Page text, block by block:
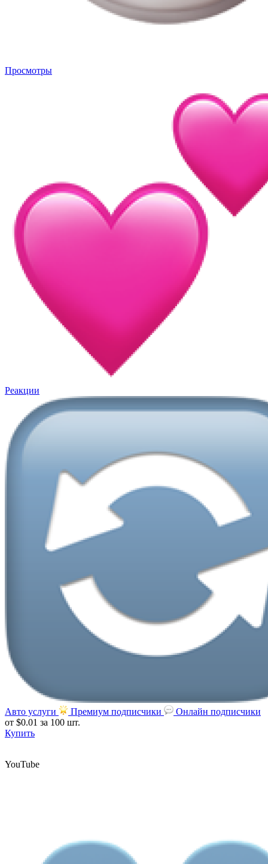
Просмотры
Реакции
Авто услуги Премиум подписчики
Онлайн подписчики
от $0.01 за 100 шт.
Купить
YouTube